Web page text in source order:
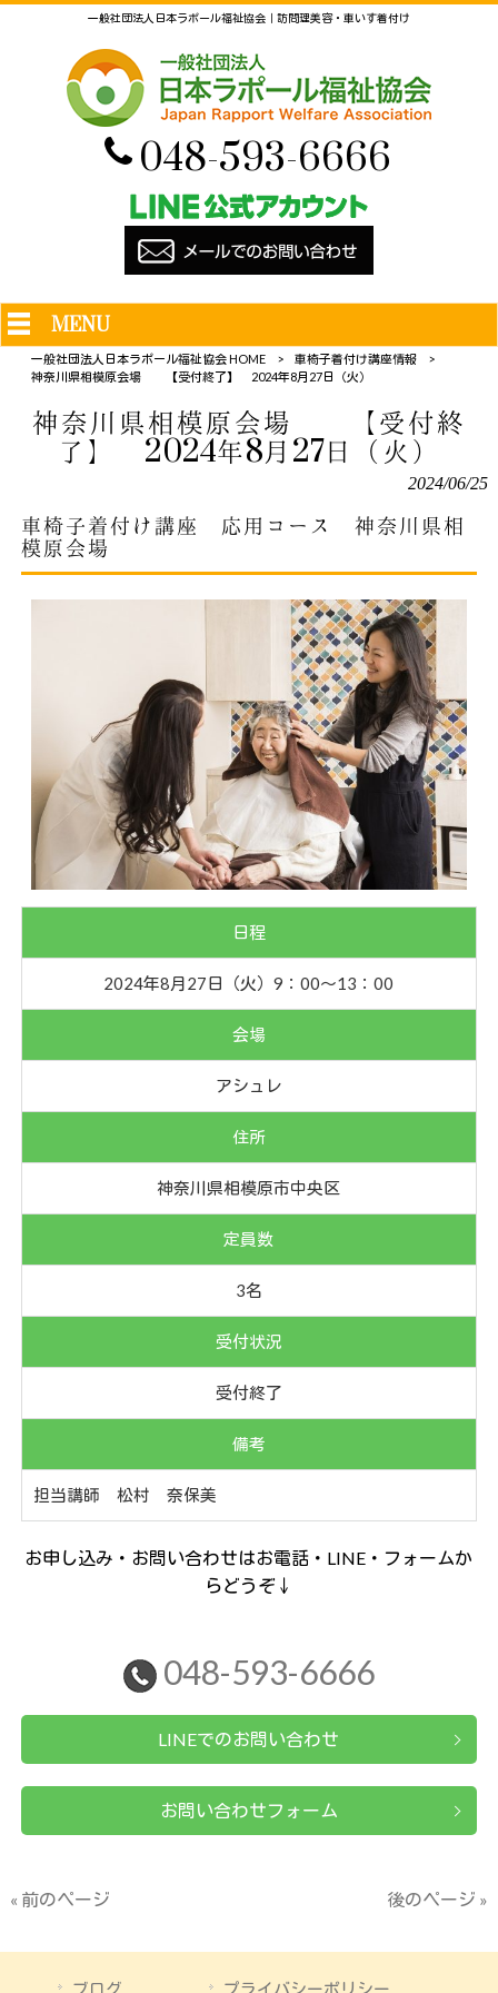
一般社団法人日本ラポール福祉協会｜訪問理美容・車いす着付け
048-593-6666
MENU
一般社団法人日本ラポール福祉協会 HOME > 車椅子着付け講座情報
>
神奈川県相模原会場 【受付終了】 2024年8月27日（火）
神奈川県相模原会場 【受付終
了】 2024年8月27日（火）
2024/06/25
車椅子着付け講座 応用コース 神奈川県相
模原会場
日程
2024年8月27日（火）9：00〜13：00
会場
アシュレ
住所
神奈川県相模原市中央区
定員数
3名
受付状況
受付終了
備考
担当講師 松村 奈保美
お申し込み・お問い合わせはお電話・LINE・フォームか
らどうぞ↓
048-593-6666
LINEでのお問い合わせ
お問い合わせフォーム
« 前のページ 後のページ »
ブログ プライバシーポリシー